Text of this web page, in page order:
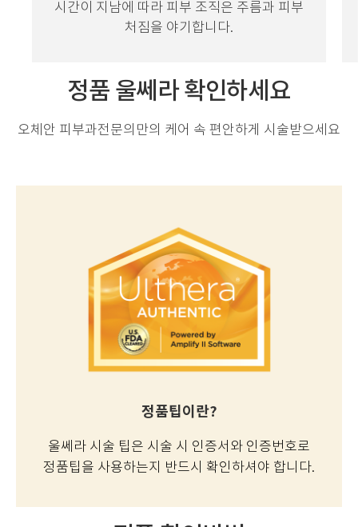
시간이 지남에 따라 피부 조직은 주름과 피부
처짐을 야기합니다.
정품 울쎄라 확인하세요
오체안 피부과전문의만의 케어 속 편안하게 시술받으세요
정품팁이란?
울쎄라 시술 팁은 시술 시 인증서와 인증번호로
정품팁을 사용하는지 반드시 확인하셔야 합니다.